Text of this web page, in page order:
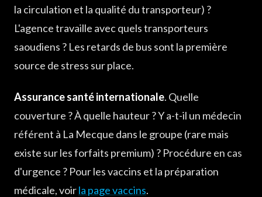
la circulation et la qualité du transporteur) ?
L'agence travaille avec quels transporteurs
saoudiens ? Les retards de bus sont la première
source de stress sur place.
Assurance santé internationale. Quelle
couverture ? À quelle hauteur ? Y a-t-il un médecin
référent à La Mecque dans le groupe (rare mais
existe sur les forfaits premium) ? Procédure en cas
d'urgence ? Pour les vaccins et la préparation
médicale, voirla page vaccins.